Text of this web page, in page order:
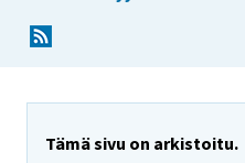
Tämä sivu on arkistoitu.